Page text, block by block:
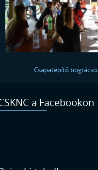
Csapatépítő
a Facebookon